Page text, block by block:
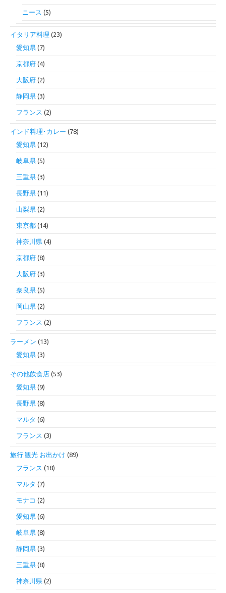
ニース (5)
イタリア料理 (23)
愛知県 (7)
京都府 (4)
大阪府 (2)
静岡県 (3)
フランス (2)
インド料理･カレー (78)
愛知県 (12)
岐阜県 (5)
三重県 (3)
長野県 (11)
山梨県 (2)
東京都 (14)
神奈川県 (4)
京都府 (8)
大阪府 (3)
奈良県 (5)
岡山県 (2)
フランス (2)
ラーメン (13)
愛知県 (3)
その他飲食店 (53)
愛知県 (9)
長野県 (8)
マルタ (6)
フランス (3)
旅行 観光 お出かけ (89)
フランス (18)
マルタ (7)
モナコ (2)
愛知県 (6)
岐阜県 (8)
静岡県 (3)
三重県 (8)
神奈川県 (2)